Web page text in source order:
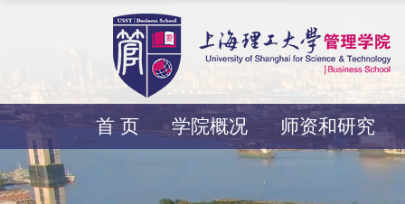
首 页 学院概况 师资和研究